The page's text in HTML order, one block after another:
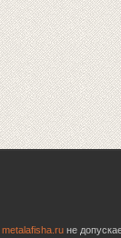
metalafisha.ru не